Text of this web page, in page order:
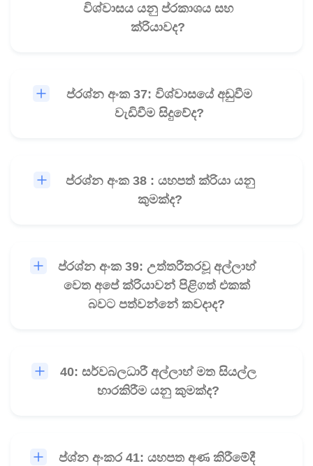
විශ්වාසය යනු ප්රකාශය සහ
ක්රියාවද?
ප්රශ්න අංක 37: විශ්වාසයේ අඩුවීම
වැඩිවීම සිදුවේද?
ප්රශ්න අංක 38 : යහපත් ක්රියා යනු
කුමක්ද?
ප්රශ්න අංක 39: උත්තරීතරවූ අල්ලාහ්
වෙත අපේ ක්රියාවන් පිළිගත් එකක්
බවට පත්වන්නේ කවදාද?
40: සර්වබලධාරී අල්ලාහ් මත සියල්ල
භාරකිරීම යනු කුමක්ද?
ප්ශ්න අංකර 41: යහපත අණ කිරීමේදී